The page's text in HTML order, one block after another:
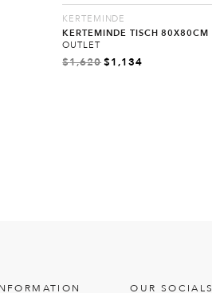
KERTEMINDE
KERTEMINDE TISCH 80X80CM
OUTLET
$1,620$1,134
OUR SOCIALS